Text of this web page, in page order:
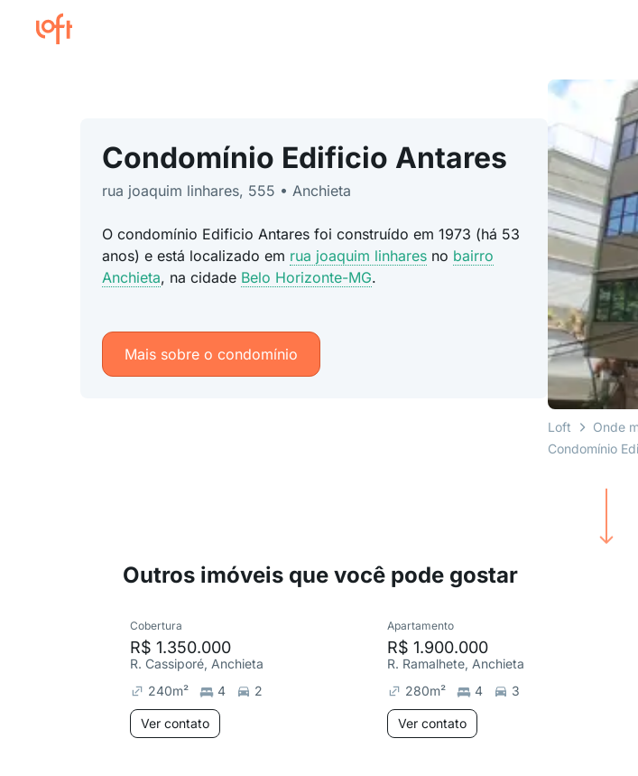
Condomínio Edificio Antares
rua joaquim linhares, 555 • Anchieta
O condomínio Edificio Antares foi construído em 1973 (há 53
anos) e está localizado em rua joaquim linharesno bairro
Anchieta, na cidade Belo Horizonte-MG.
Mais sobre o condomínio
Loft Onde
Condomínio
Outros imóveis que você pode gostar
Cobertura
R$ 1.350.000
R. Cassiporé, Anchieta
240m² 4 2
Ver contato
Apartamento
R$ 1.900.000
R. Ramalhete, Anchieta
280m² 4 3
Ver contato